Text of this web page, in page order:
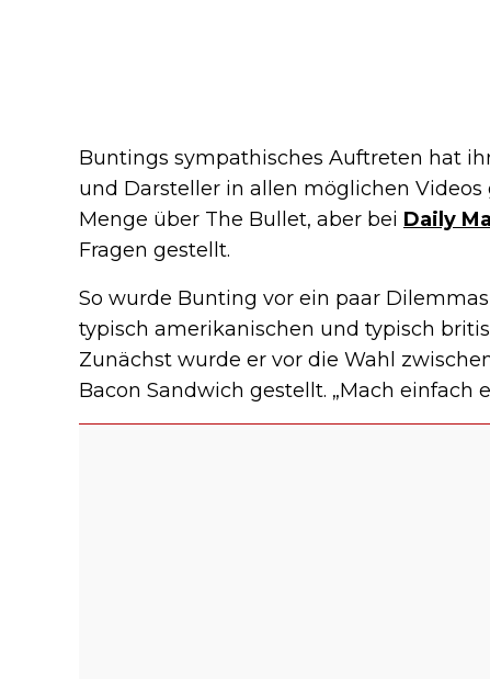
Buntings sympathisches Auftreten hat
und Darsteller in allen möglichen
Menge über The Bullet, aber bei Daily
Fragen gestellt.
So wurde Bunting vor ein paar
typisch amerikanischen und typisch
Zunächst wurde er vor die Wahl
Bacon Sandwich gestellt. „Mach einfach